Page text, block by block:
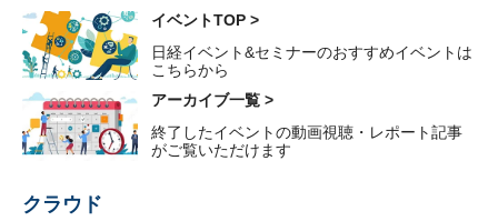
イベントTOP >
日経イベント&セミナーのおすすめイベントは
こちらから
アーカイブ一覧 >
終了したイベントの動画視聴・レポート記事
がご覧いただけます
クラウド